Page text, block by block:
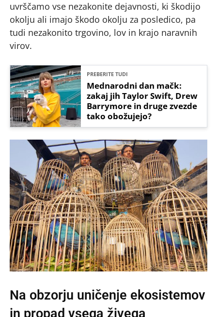
uvrščamo vse nezakonite dejavnosti, ki škodijo
okolju ali imajo škodo okolju za posledico, pa
tudi nezakonito trgovino, lov in krajo naravnih
virov.
PREBERITE TUDI
Mednarodni dan mačk:
zakaj jih Taylor Swift, Drew
Barrymore in druge zvezde
tako obožujejo?
Na obzorju uničenje ekosistemov
in propad vsega živega